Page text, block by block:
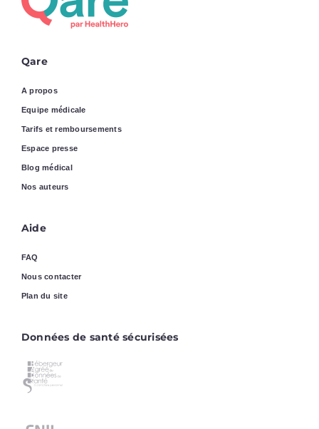
Qare
A propos
Equipe médicale
Tarifs et remboursements
Espace presse
Blog médical
Nos auteurs
Aide
FAQ
Nous contacter
Plan du site
Données de santé sécurisées